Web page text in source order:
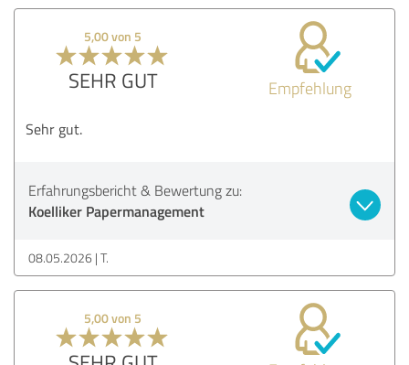
5,00 von 5
SEHR GUT Empfehlung
Sehr gut.
Erfahrungsbericht & Bewertung zu:
Koelliker Papermanagement
08.05.2026 T.
5,00 von 5